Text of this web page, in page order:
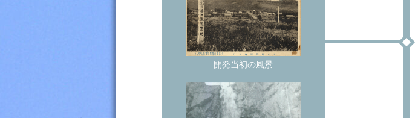
開発当初の風景